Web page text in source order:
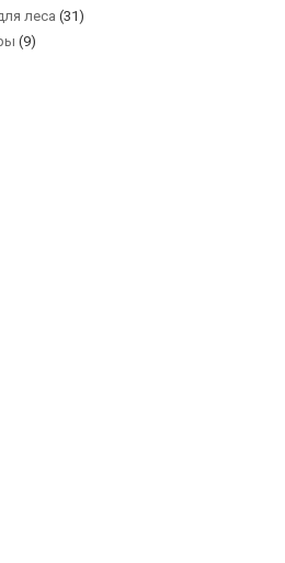
леса (31)
(9)